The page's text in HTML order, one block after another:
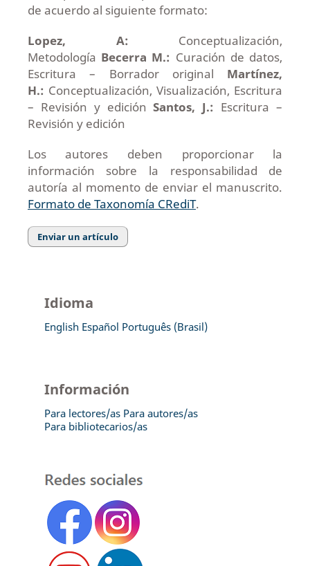
de acuerdo al siguiente formato:
Lopez, A: Conceptualización,
Metodología Becerra M.: Curación de datos,
Escritura – Borrador original Martínez,
H.: Conceptualización, Visualización, Escritura
– Revisión y ediciónSantos, J.: Escritura –
Revisión y edición
Los autores deben proporcionar la
información sobre la responsabilidad de
autoría al momento de enviar el manuscrito.
Formato de Taxonomía CRediT.
Enviar un artículo
Idioma
English Español Português (Brasil)
Información
Para lectores/as Para autores/as
Para bibliotecarios/as